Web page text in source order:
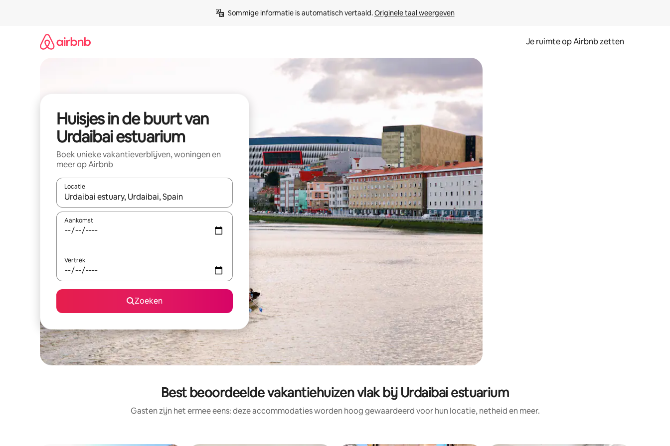
Sommige informatie is automatisch vertaald. Originele taal weergeven
Je ruimte op Airbnb zetten
Huisjes in de buurt van
Urdaibai estuarium
Boek unieke vakantieverblijven, woningen en
meer op Airbnb
Locatie
Wanneer er suggesties beschikbaar zijn, maak je een keuze met je de pijltjestoetsen omhoog en omlaag, óf door te tikken of swipen.
Aankomst
Vertrek
Zoeken
Best beoordeelde vakantiehuizen vlak bij Urdaibai estuarium
Gasten zijn het ermee eens: deze accommodaties worden hoog gewaardeerd voor hun locatie, netheid en meer.